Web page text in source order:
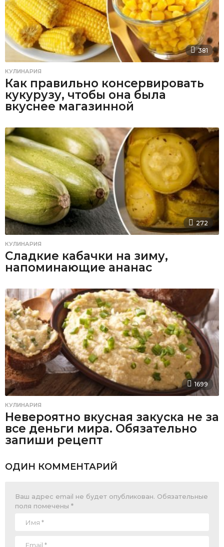
381
КУЛИНАРИЯ
Как правильно консервировать
кукурузу, чтобы она была
вкуснее магазинной
272
КУЛИНАРИЯ
Сладкие кабачки на зиму,
напоминающие ананас
1699
КУЛИНАРИЯ
Невероятно вкусная закуска не за
все деньги мира. Обязательно
запиши рецепт
ОДИН КОММЕНТАРИЙ
Ваш адрес email не будет опубликован. Обязательные
поля помечены *